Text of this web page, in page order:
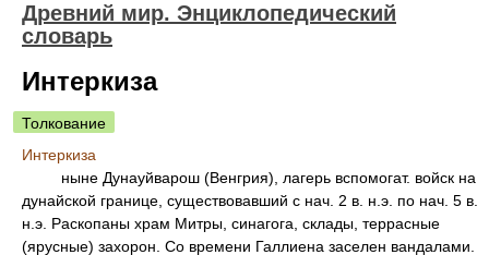
Древний мир. Энциклопедический
словарь
Интеркиза
Толкование
Интеркиза
ныне Дунауйварош (Венгрия), лагерь вспомогат. войск на
дунайской границе, существовавший с нач. 2 в. н.э. по нач. 5 в.
н.э. Раскопаны храм Митры, синагога, склады, террасные
(ярусные) захорон. Со времени Галлиена заселен вандалами.